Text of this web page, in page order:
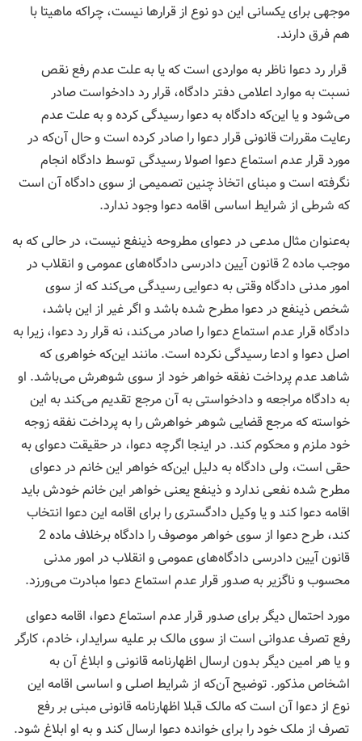
موجهی برای یکسانی این دو نوع از قرارها نیست، چراکه ماهیتا با
هم فرق دارند.
قرار رد دعوا ناظر به مواردی است که یا به علت عدم رفع نقص
نسبت به موارد اعلامی دفتر دادگاه، قرار رد دادخواست صادر
می‌شود و یا این‌که دادگاه به دعوا رسیدگی کرده و به علت عدم
رعایت مقررات قانونی قرار دعوا را صادر کرده است و حال آن‌که در
مورد قرار عدم استماع دعوا اصولا رسیدگی توسط دادگاه انجام
نگرفته است و مبنای اتخاذ چنین تصمیمی از سوی دادگاه آن است
که شرطی از شرایط اساسی اقامه دعوا وجود ندارد.
به‌عنوان مثال مدعی در دعوای مطروحه ذینفع نیست، در حالی که به
موجب ماده 2 قانون آیین دادرسی دادگاه‌های عمومی و انقلاب در
امور مدنی دادگاه وقتی به دعوایی رسیدگی می‌کند که از سوی
شخص ذینفع در دعوا مطرح شده باشد و اگر غیر از این باشد،
دادگاه قرار عدم استماع دعوا را صادر می‌کند، نه قرار رد دعوا، زیرا به
اصل دعوا و ادعا رسیدگی نکرده است. مانند این‌که خواهری که
شاهد عدم پرداخت نفقه خواهر خود از سوی شوهرش می‌باشد. او
به دادگاه مراجعه و دادخواستی به آن مرجع تقدیم می‌کند به این
خواسته که مرجع قضایی شوهر خواهرش را به پرداخت نفقه زوجه
خود ملزم و محکوم کند. در اینجا اگرچه دعوا، در حقیقت دعوای به
حقی است، ولی دادگاه به دلیل این‌که خواهر این خانم در دعوای
مطرح شده نفعی ندارد و ذینفع یعنی خواهر این خانم خودش باید
اقامه دعوا کند و یا وکیل دادگستری را برای اقامه این دعوا انتخاب
کند، طرح دعوا از سوی خواهر موصوف را دادگاه برخلاف ماده 2
قانون آیین دادرسی دادگاه‌های عمومی و انقلاب در امور مدنی
محسوب و ناگزیر به صدور قرار عدم استماع دعوا مبادرت می‌ورزد.
مورد احتمال دیگر برای صدور قرار عدم استماع دعوا، اقامه دعوای
رفع تصرف عدوانی است از سوی مالک بر علیه سرایدار، خادم، کارگر
و یا هر امین دیگر بدون ارسال اظهارنامه قانونی و ابلاغ آن به
اشخاص مذکور. توضیح آن‌که از شرایط اصلی و اساسی اقامه این
نوع از دعوا آن است که مالک قبلا اظهارنامه قانونی مبنی بر رفع
تصرف از ملک خود را برای خوانده دعوا ارسال کند و به او ابلاغ شود.